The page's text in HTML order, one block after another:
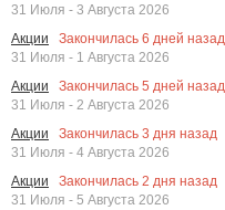
31 Июля - 3 Августа 2026
Акции
Закончилась 6 дней назад
31 Июля - 1 Августа 2026
Акции
Закончилась 5 дней назад
31 Июля - 2 Августа 2026
Акции
Закончилась 3 дня назад
31 Июля - 4 Августа 2026
Акции
Закончилась 2 дня назад
31 Июля - 5 Августа 2026